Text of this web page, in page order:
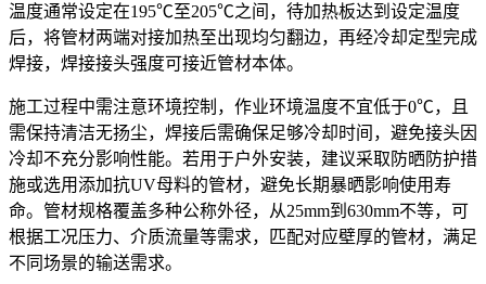
温度通常设定在195℃至205℃之间，待加热板达到设定温度
后，将管材两端对接加热至出现均匀翻边，再经冷却定型完成
焊接，焊接接头强度可接近管材本体。
施工过程中需注意环境控制，作业环境温度不宜低于0℃，且
需保持清洁无扬尘，焊接后需确保足够冷却时间，避免接头因
冷却不充分影响性能。若用于户外安装，建议采取防晒防护措
施或选用添加抗UV母料的管材，避免长期暴晒影响使用寿
命。管材规格覆盖多种公称外径，从25mm到630mm不等，可
根据工况压力、介质流量等需求，匹配对应壁厚的管材，满足
不同场景的输送需求。